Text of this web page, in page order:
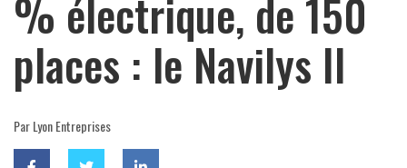
% électrique, de 150
places : le Navilys II
Par Lyon Entreprises